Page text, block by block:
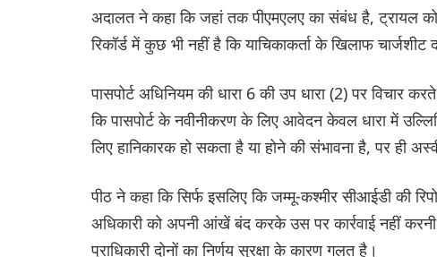
अदालत ने कहा कि जहां तक पीएमएलए का संबंध है, ट्रायल
रिकॉर्ड में कुछ भी नहीं है कि याचिकाकर्ता के खिलाफ चार्जशीट
पासपोर्ट अधिनियम की धारा 6 की उप धारा (2) पर विचार
कि पासपोर्ट के नवीनीकरण के लिए आवेदन केवल धारा में
लिए हानिकारक हो सकता है या होने की संभावना है, पर ही
पीठ ने कहा कि सिर्फ इसलिए कि जम्मू-कश्मीर सीआईडी की
अधिकारी को अपनी आंखें बंद करके उस पर कार्रवाई नहीं
प्राधिकारी दोनों का निर्णय सुरक्षा के कारण गलत है।